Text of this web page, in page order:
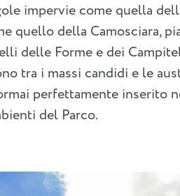
impervie come quella
quello della Camosciara,
delle Forme e dei
tra i massi candidi e le
perfettamente inserito
del Parco.